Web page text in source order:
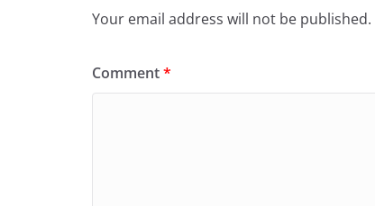
Your email address will not be published.
Comment*